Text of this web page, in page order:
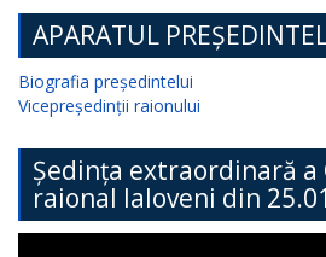
APARATUL
Biografia președintelui
Vicepreședinții raionului
Ședința extraordinară
raional Ialoveni din